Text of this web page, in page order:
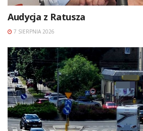
Audycja z Ratusza
7 SIERPNIA 2026